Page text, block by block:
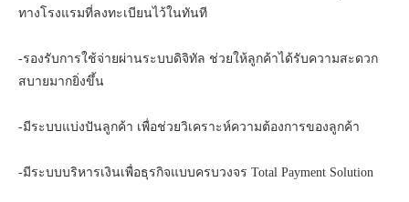
ทางโรงแรมที่ลงทะเบียนไว้ในทันที
-รองรับการใช้จ่ายผ่านระบบดิจิทัล ช่วยให้ลูกค้าได้รับความสะดวก
สบายมากยิ่งขึ้น
-มีระบบแบ่งปันลูกค้า เพื่อช่วยวิเคราะห์ความต้องการของลูกค้า
-มีระบบบริหารเงินเพื่อธุรกิจแบบครบวงจร Total Payment Solution